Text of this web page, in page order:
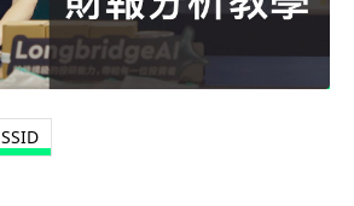
SSID